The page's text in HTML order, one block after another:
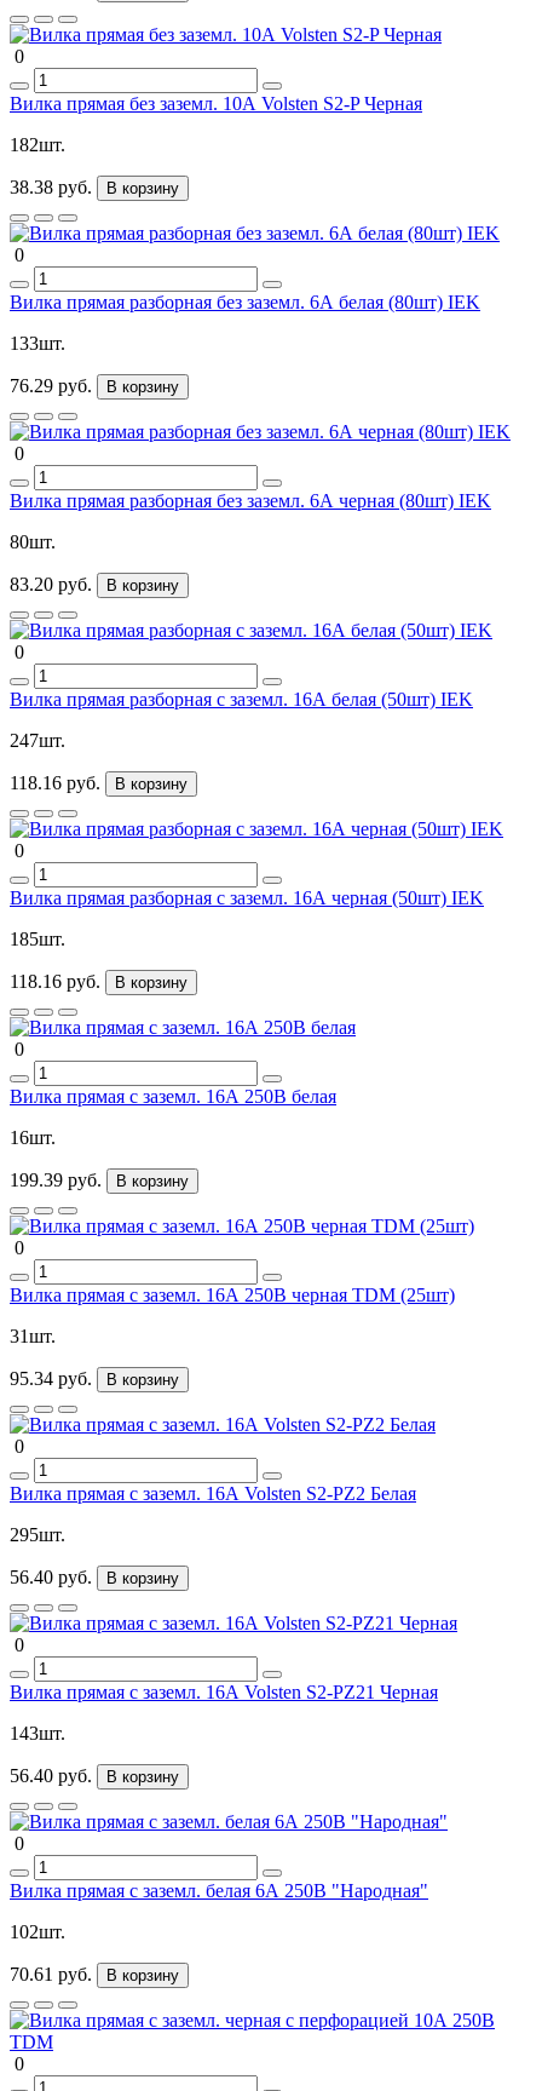
0
Вилка прямая без заземл. 10А Volsten S2-P Черная
182шт.
38.38 руб. В корзину
0
Вилка прямая разборная без заземл. 6А белая (80шт) IEK
133шт.
76.29 руб. В корзину
0
Вилка прямая разборная без заземл. 6А черная (80шт) IEK
80шт.
83.20 руб. В корзину
0
Вилка прямая разборная с заземл. 16А белая (50шт) IEK
247шт.
118.16 руб. В корзину
0
Вилка прямая разборная с заземл. 16А черная (50шт) IEK
185шт.
118.16 руб. В корзину
0
Вилка прямая с заземл. 16А 250В белая
16шт.
199.39 руб. В корзину
0
Вилка прямая с заземл. 16А 250В черная TDM (25шт)
31шт.
95.34 руб. В корзину
0
Вилка прямая с заземл. 16А Volsten S2-PZ2 Белая
295шт.
56.40 руб. В корзину
0
Вилка прямая с заземл. 16А Volsten S2-PZ21 Черная
143шт.
56.40 руб. В корзину
0
Вилка прямая с заземл. белая 6А 250В "Народная"
102шт.
70.61 руб. В корзину
0